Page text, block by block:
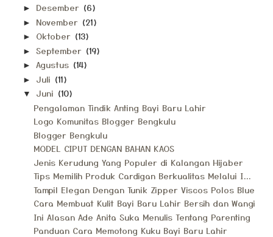
► Desember (6)
► November (21)
► Oktober (13)
► September (19)
► Agustus (14)
► Juli (11)
▼ Juni (10)
Pengalaman Tindik Anting Bayi Baru Lahir
Logo Komunitas Blogger Bengkulu
Blogger Bengkulu
MODEL CIPUT DENGAN BAHAN KAOS
Jenis Kerudung Yang Populer di Kalangan Hijaber
Tips Memilih Produk Cardigan Berkualitas Melalui I...
Tampil Elegan Dengan Tunik Zipper Viscos Polos Blue
Cara Membuat Kulit Bayi Baru Lahir Bersih dan Wangi
Ini Alasan Ade Anita Suka Menulis Tentang Parenting
Panduan Cara Memotong Kuku Bayi Baru Lahir